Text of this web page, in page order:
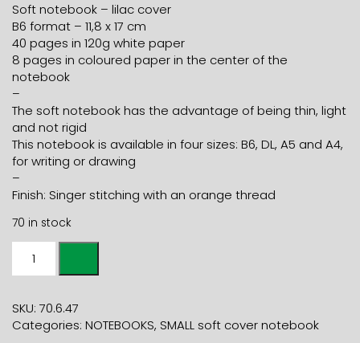
Soft notebook – lilac cover
B6 format – 11,8 x 17 cm
40 pages in 120g white paper
8 pages in coloured paper in the center of the
notebook
–
The soft notebook has the advantage of being thin, light
and not rigid
This notebook is available in four sizes: B6, DL, A5 and A4,
for writing or drawing
–
Finish: Singer stitching with an orange thread
70 in stock
SOFT
NOTEBOOK
LILAC
quantity
SKU: 70.6.47
Categories: NOTEBOOKS, SMALL soft cover notebook